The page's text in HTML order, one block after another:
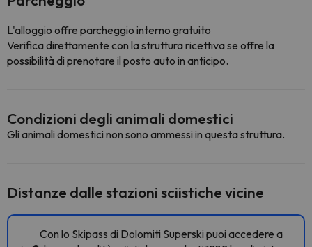
L'alloggio offre parcheggio interno gratuito
Verifica direttamente con la struttura ricettiva se offre la
possibilità di prenotare il posto auto in anticipo.
Condizioni degli animali domestici
Gli animali domestici non sono ammessi in questa struttura.
Distanze dalle stazioni sciistiche vicine
Con lo Skipass di Dolomiti Superski puoi accedere a